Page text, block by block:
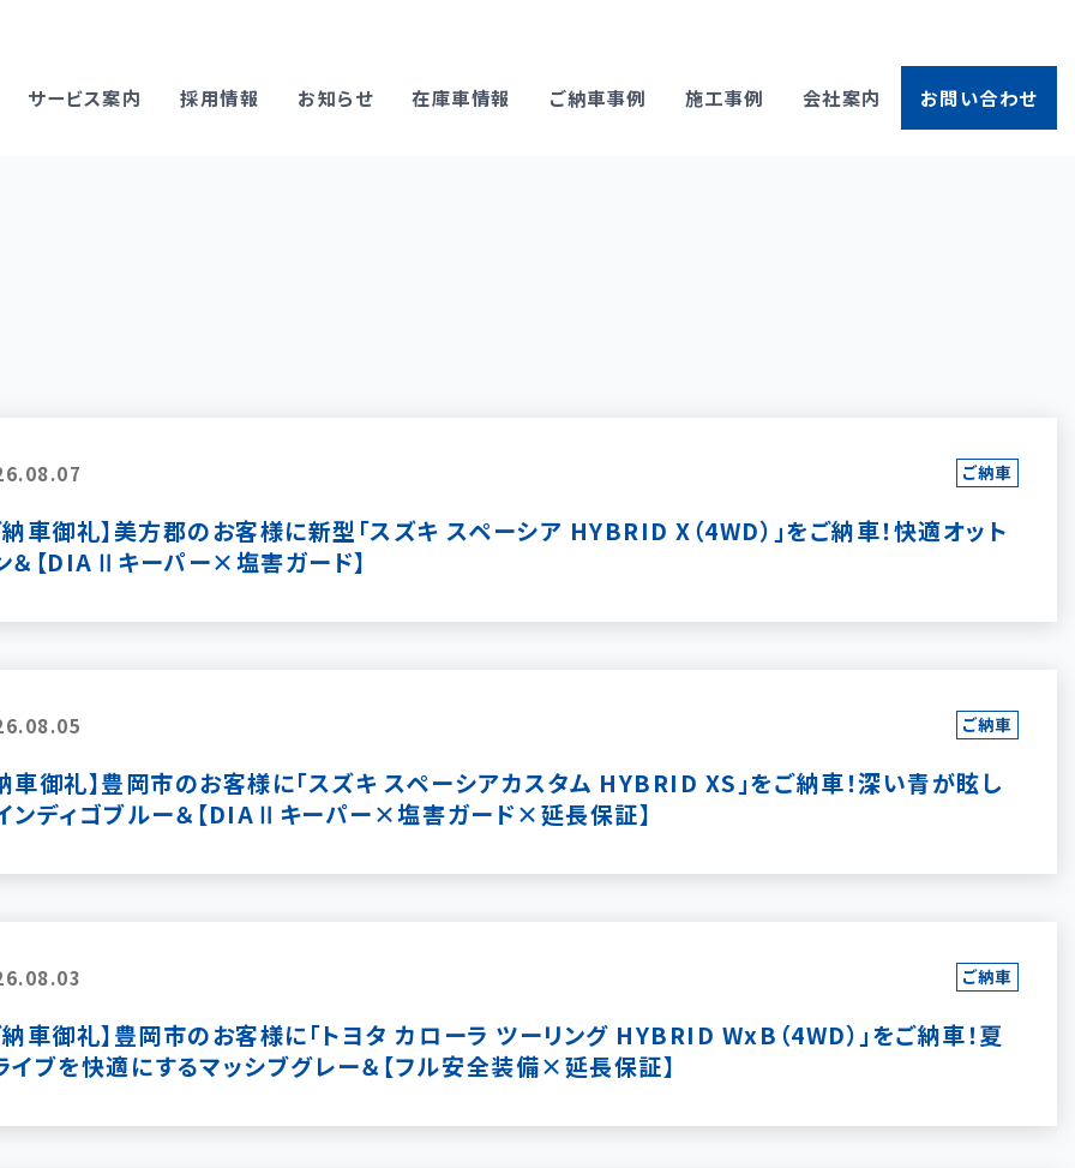
サービス案内 採用情報 お知らせ 在庫車情報 ご納車事例 施工事例 会社案内 お問い合わせ
ご納車
納車御礼】美方郡のお客様に新型「スズキ スペーシア HYBRID X（4WD）」をご納車！快適オット
＆【DIAⅡキーパー×塩害ガード】
ご納車
車御礼】豊岡市のお客様に「スズキ スペーシアカスタム HYBRID XS」をご納車！深い青が眩し
ンディゴブルー＆【DIAⅡキーパー×塩害ガード×延長保証】
ご納車
納車御礼】豊岡市のお客様に「トヨタ カローラ ツーリング HYBRID WxB（4WD）」をご納車！夏
イブを快適にするマッシブグレー＆【フル安全装備×延長保証】